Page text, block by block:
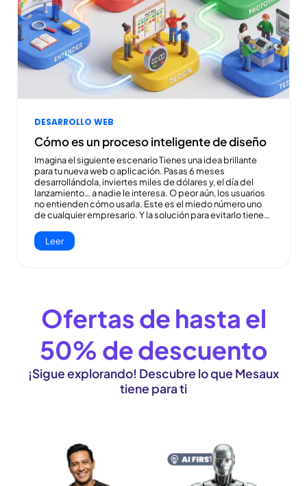
DESARROLLO WEB
Cómo es un proceso inteligente de diseño
Imagina el siguiente escenario Tienes una idea brillante
para tu nueva web o aplicación. Pasas 6 meses
desarrollándola, inviertes miles de dólares y, el día del
lanzamiento… a nadie le interesa. O peor aún, los usuarios
no entienden cómo usarla. Este es el miedo número uno
de cualquier empresario. Y la solución para evitarlo tiene…
Leer
Ofertas de hasta el
50% de descuento
¡Sigue explorando! Descubre lo que Mesaux
tiene para ti